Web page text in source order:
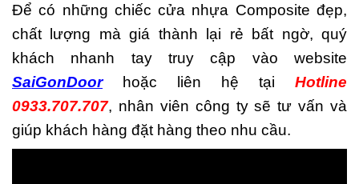
Để có những chiếc cửa nhựa Composite đẹp,
chất lượng mà giá thành lại rẻ bất ngờ, quý
khách nhanh tay truy cập vào website
SaiGonDoorhoặc liên hệ tại Hotline
0933.707.707, nhân viên công ty sẽ tư vấn và
giúp khách hàng đặt hàng theo nhu cầu.